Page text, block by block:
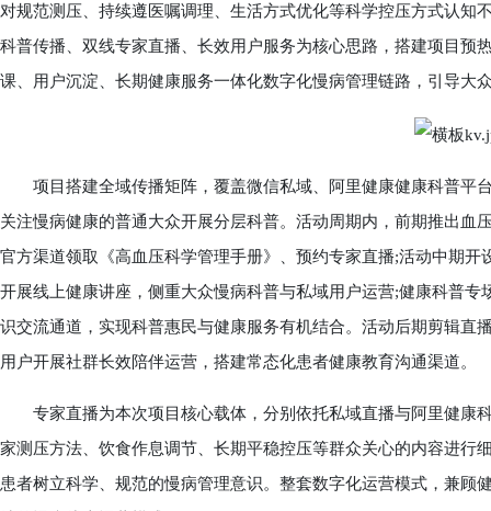
对规范测压、持续遵医嘱调理、生活方式优化等科学控压方式认知
科普传播、双线专家直播、长效用户服务为核心思路，搭建项目预
课、用户沉淀、长期健康服务一体化数字化慢病管理链路，引导大
项目搭建全域传播矩阵，覆盖微信私域、阿里健康健康科普平
关注慢病健康的普通大众开展分层科普。活动周期内，前期推出血
官方渠道领取《高血压科学管理手册》、预约专家直播;活动中期
开展线上健康讲座，侧重大众慢病科普与私域用户运营;健康科普
识交流通道，实现科普惠民与健康服务有机结合。活动后期剪辑直
用户开展社群长效陪伴运营，搭建常态化患者健康教育沟通渠道。
专家直播为本次项目核心载体，分别依托私域直播与阿里健康
家测压方法、饮食作息调节、长期平稳控压等群众关心的内容进行
患者树立科学、规范的慢病管理意识。整套数字化运营模式，兼顾